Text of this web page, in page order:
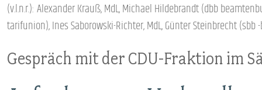
(v.l.n.r.): Alexander Krauß, MdL, Michael Hildebrandt (dbb
tarifunion), Ines Saborowski-Richter, MdL, Günter Steinbrecht
Gespräch mit der CDU-Fraktion im